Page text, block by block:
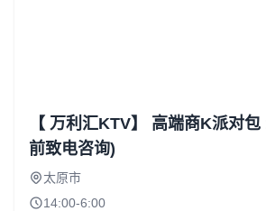
【 万利汇KTV】 高端商K派对包 1380元 (请提
前致电咨询)
太原市
14:00-6:00